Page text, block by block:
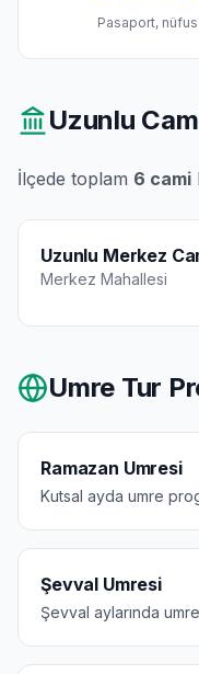
Pasaport,
Uzunlu
İlçede toplam 6 cami
Uzunlu Merkez
Merkez Mahallesi
Umre Tur
Ramazan Umresi
Kutsal ayda umre
Şevval Umresi
Şevval aylarında umre